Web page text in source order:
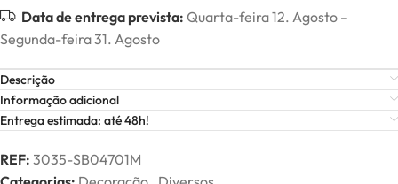
Data de entrega prevista: Quarta-feira 12. Agosto –
Segunda-feira 31. Agosto
Descrição
Informação adicional
Entrega estimada: até 48h!
REF: 3035-SB04701M